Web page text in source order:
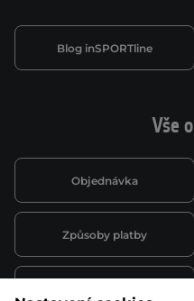
Vše
Objednávka
Způsoby platby
Blog inSPORTline